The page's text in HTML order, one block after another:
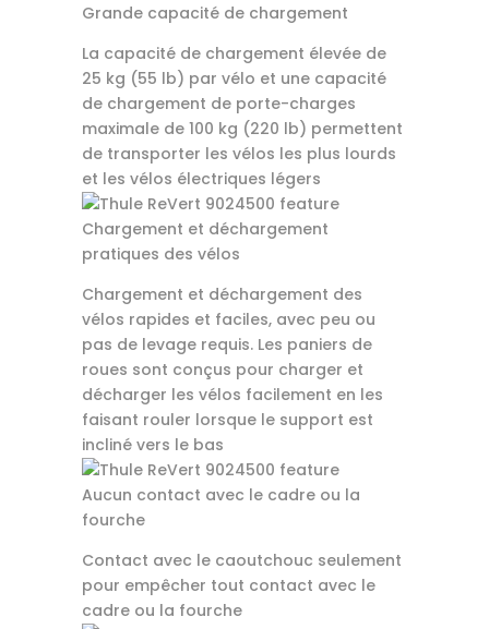
Grande capacité de chargement
La capacité de chargement élevée de
25 kg (55 lb) par vélo et une capacité
de chargement de porte-charges
maximale de 100 kg (220 lb) permettent
de transporter les vélos les plus lourds
et les vélos électriques légers
Chargement et déchargement
pratiques des vélos
Chargement et déchargement des
vélos rapides et faciles, avec peu ou
pas de levage requis. Les paniers de
roues sont conçus pour charger et
décharger les vélos facilement en les
faisant rouler lorsque le support est
incliné vers le bas
Aucun contact avec le cadre ou la
fourche
Contact avec le caoutchouc seulement
pour empêcher tout contact avec le
cadre ou la fourche